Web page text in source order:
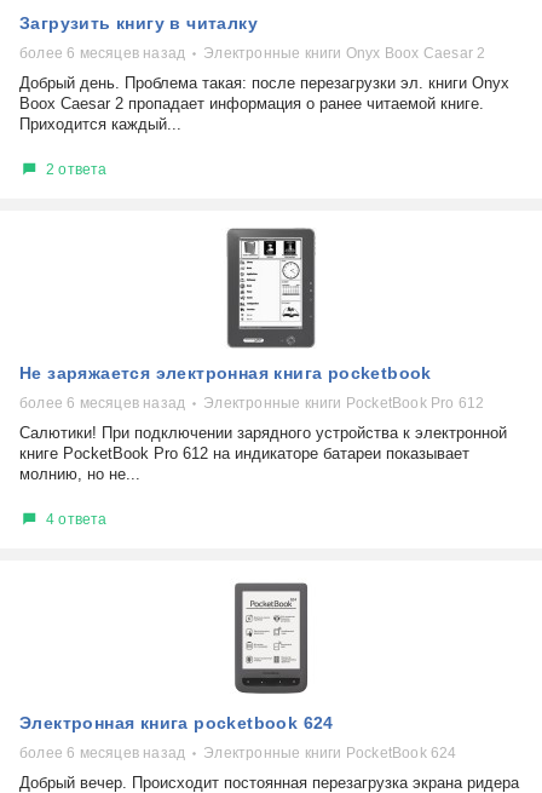
Загрузить книгу в читалку
более 6 месяцев назад Электронные книги Onyx Boox Caesar 2
Добрый день. Проблема такая: после перезагрузки эл. книги Onyx
Boox Caesar 2 пропадает информация о ранее читаемой книге.
Приходится каждый...
2 ответа
Не заряжается электронная книга pocketbook
более 6 месяцев назад Электронные книги PocketBook Pro 612
Салютики! При подключении зарядного устройства к электронной
книге PocketBook Pro 612 на индикаторе батареи показывает
молнию, но не...
4 ответа
Электронная книга pocketbook 624
более 6 месяцев назад Электронные книги PocketBook 624
Добрый вечер. Происходит постоянная перезагрузка экрана ридера